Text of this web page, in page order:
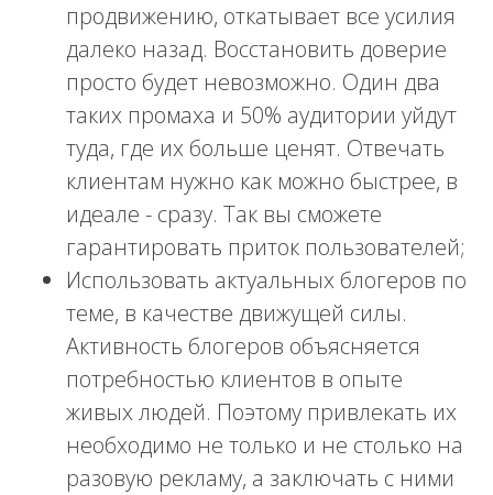
продвижению, откатывает все усилия
далеко назад. Восстановить доверие
просто будет невозможно. Один два
таких промаха и 50% аудитории уйдут
туда, где их больше ценят. Отвечать
клиентам нужно как можно быстрее, в
идеале - сразу. Так вы сможете
гарантировать приток пользователей;
Использовать актуальных блогеров по
теме, в качестве движущей силы.
Активность блогеров объясняется
потребностью клиентов в опыте
живых людей. Поэтому привлекать их
необходимо не только и не столько на
разовую рекламу, а заключать с ними